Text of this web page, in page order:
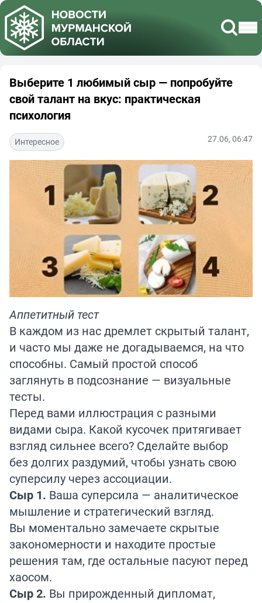
Выберите 1 любимый сыр — попробуйте
свой талант на вкус: практическая
психология
Интересное 27.06, 06:47
Аппетитный тест
В каждом из нас дремлет скрытый талант,
и часто мы даже не догадываемся, на что
способны. Самый простой способ
заглянуть в подсознание — визуальные
тесты.
Перед вами иллюстрация с разными
видами сыра. Какой кусочек притягивает
взгляд сильнее всего? Сделайте выбор
без долгих раздумий, чтобы узнать свою
суперсилу через ассоциации.
Сыр 1. Ваша суперсила — аналитическое
мышление и стратегический взгляд.
Вы моментально замечаете скрытые
закономерности и находите простые
решения там, где остальные пасуют перед
хаосом.
Сыр 2. Вы прирожденный дипломат,